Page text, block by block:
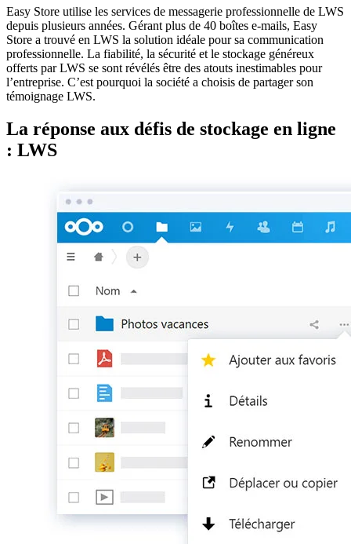
Easy Store utilise les services de messagerie professionnelle de LWS
depuis plusieurs années. Gérant plus de 40 boîtes e-mails, Easy
Store a trouvé en LWS la solution idéale pour sa communication
professionnelle. La fiabilité, la sécurité et le stockage généreux
offerts par LWS se sont révélés être des atouts inestimables pour
l’entreprise. C’est pourquoi la société a choisis de partager son
témoignage LWS.
La réponse aux défis de stockage en ligne
: LWS